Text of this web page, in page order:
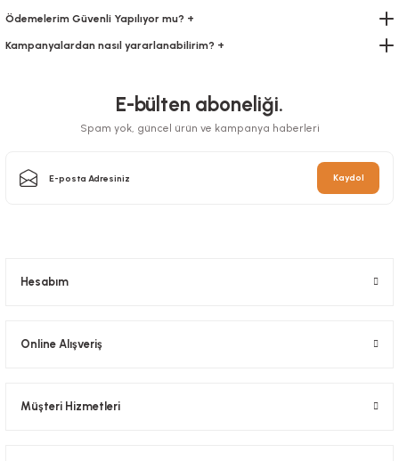
Ödemelerim Güvenli Yapılıyor mu? +
Kampanyalardan nasıl yararlanabilirim? +
E-bülten aboneliği.
Spam yok, güncel ürün ve kampanya haberleri
Kaydol
Hesabım
Online Alışveriş
Müşteri Hizmetleri